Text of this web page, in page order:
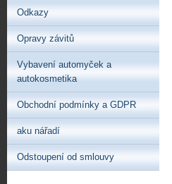
Odkazy
Opravy závitů
Vybavení automyček a
autokosmetika
Obchodní podmínky a GDPR
aku nářadí
Odstoupení od smlouvy